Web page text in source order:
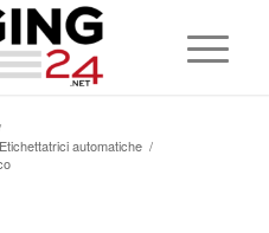
Etichettatrici automatiche /